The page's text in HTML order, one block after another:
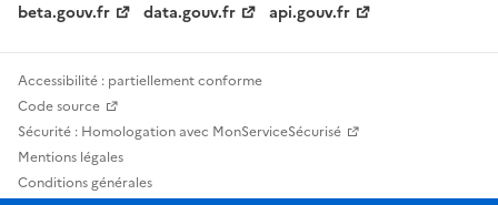
beta.gouv.fr data.gouv.fr api.gouv.fr
Accessibilité : partiellement conforme
Code source
Sécurité : Homologation avec MonServiceSécurisé
Mentions légales
Conditions générales